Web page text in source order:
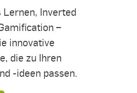
Lernen, Inverted
–
innovative
die zu Ihren
-ideen passen.